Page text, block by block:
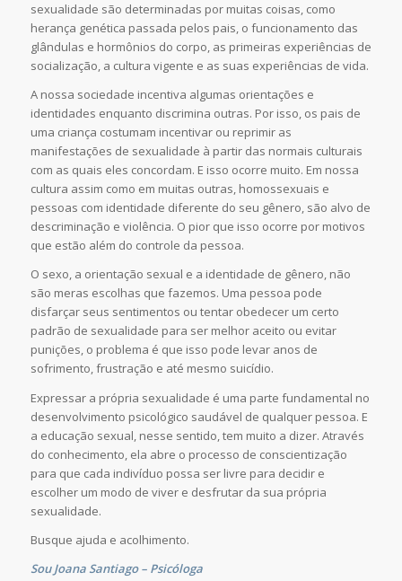
sexualidade são determinadas por muitas coisas, como
herança genética passada pelos pais, o funcionamento das
glândulas e hormônios do corpo, as primeiras experiências de
socialização, a cultura vigente e as suas experiências de vida.
A nossa sociedade incentiva algumas orientações e
identidades enquanto discrimina outras. Por isso, os pais de
uma criança costumam incentivar ou reprimir as
manifestações de sexualidade à partir das normais culturais
com as quais eles concordam. E isso ocorre muito. Em nossa
cultura assim como em muitas outras, homossexuais e
pessoas com identidade diferente do seu gênero, são alvo de
descriminação e violência. O pior que isso ocorre por motivos
que estão além do controle da pessoa.
O sexo, a orientação sexual e a identidade de gênero, não
são meras escolhas que fazemos. Uma pessoa pode
disfarçar seus sentimentos ou tentar obedecer um certo
padrão de sexualidade para ser melhor aceito ou evitar
punições, o problema é que isso pode levar anos de
sofrimento, frustração e até mesmo suicídio.
Expressar a própria sexualidade é uma parte fundamental no
desenvolvimento psicológico saudável de qualquer pessoa. E
a educação sexual, nesse sentido, tem muito a dizer. Através
do conhecimento, ela abre o processo de conscientização
para que cada indivíduo possa ser livre para decidir e
escolher um modo de viver e desfrutar da sua própria
sexualidade.
Busque ajuda e acolhimento.
Sou Joana Santiago – Psicóloga